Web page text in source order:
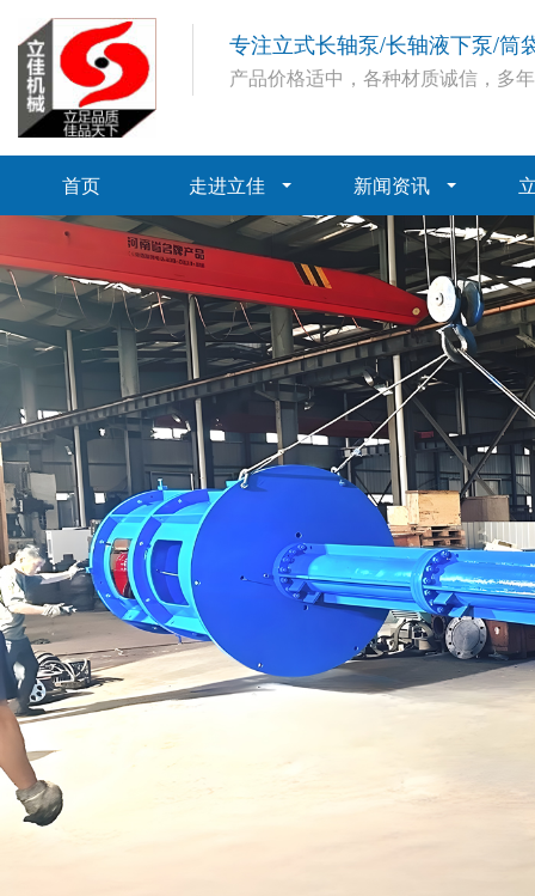
专注立式长轴泵/长轴液下泵/筒
产品价格适中，各种材质诚信，
首页 走进立佳 新闻资讯